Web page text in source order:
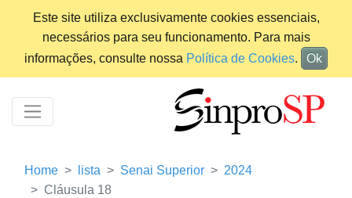
Este site utiliza exclusivamente cookies essenciais,
necessários para seu funcionamento. Para mais
informações, consulte nossa Política de Cookies. Ok
Home lista Senai Superior
2024
Cláusula 18